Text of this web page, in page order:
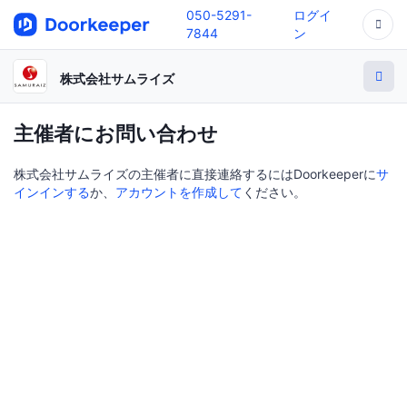
050-5291-
7844
ログイ
ン
株式会社サムライズ
主催者にお問い合わせ
株式会社サムライズの主催者に直接連絡するにはDoorkeeperにサ
インインするか、 アカウントを作成して ください。